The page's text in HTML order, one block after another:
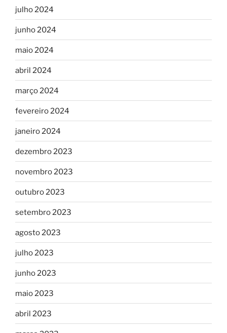
julho 2024
junho 2024
maio 2024
abril 2024
março 2024
fevereiro 2024
janeiro 2024
dezembro 2023
novembro 2023
outubro 2023
setembro 2023
agosto 2023
julho 2023
junho 2023
maio 2023
abril 2023